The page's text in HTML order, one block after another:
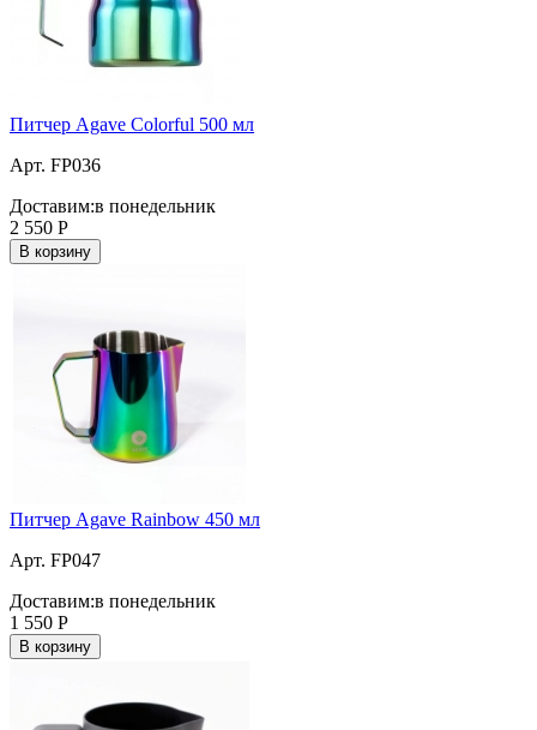
Питчер Agave Colorful 500 мл
Арт. FP036
Доставим:в понедельник
2 550 Р
В корзину
Питчер Agave Rainbow 450 мл
Арт. FP047
Доставим:в понедельник
1 550 Р
В корзину